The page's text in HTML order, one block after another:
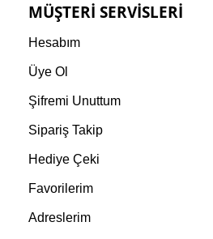
MÜŞTERI SERVISLERI
Hesabım
Üye Ol
Şifremi Unuttum
Sipariş Takip
Hediye Çeki
Favorilerim
Adreslerim